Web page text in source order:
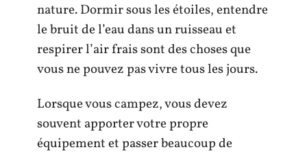
nature. Dormir sous les étoiles, entendre
le bruit de l’eau dans un ruisseau et
respirer l’air frais sont des choses que
vous ne pouvez pas vivre tous les jours.
Lorsque vous campez, vous devez
souvent apporter votre propre
équipement et passer beaucoup de